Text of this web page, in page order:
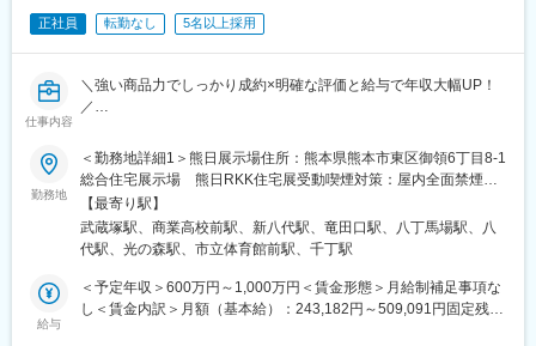
■働き方：
も訪問・商談の2~3H程度となるため、土日出社含め月の残業平均
は35時間程となります。また時間外手当は1分単位で支給されま
変更の範囲：会社の定める業務
り、１～２名の正社員が所属しています。入社後の配属校舎は大
規模または中規模校舎となるため、分からないことがあれば先輩
やマネージャーからのすぐにアドバイスをもらえる環境です。
・入社後は約2週間の座学研修で大学入試に関する知識を学びま
す。校舎長候補として働きながら、東進本部でのマーケティン
グ、プレゼンテーション、マネジメントに関する多種多様な自社
います。入社後は約半年を目安に基礎業務を一人で行えるよう育
成を行います。
■特徴：
・本ポジションでは、マルチタスク能力とホスピタリティがもと
売上管理もどちらも重要です。
・塾講師とは異なり「生徒たちの将来を支える教育者としてのや
正社員 転勤なし 5名以上採用
仕事内容
＼強い商品力でしっかり成約×明確な評価と給与で年収大幅UP！
／
＆中途入社多数で風通し◎～転勤なし！飛び込みテレアポ無し！
来年度から年休120日予定！】
＼飛び込みテレアポ無し！／
◎『固定給＋インセンティブ＋報奨金』で入社後2年で年収1000
万円超も可能！明確な評価制度で役職と年収を早期に上げて行け
る！
（年収例）
勤務地
＜勤務地詳細1＞熊日展示場住所：熊本県熊本市東区御領6丁目8-1
総合住宅展示場 熊日RKK住宅展受動喫煙対策：屋内全面禁煙＜
勤務地詳細2＞KABはません展示場住所：熊本県熊本市南区田井島
1丁目13-10 KAB総合住宅展示場 住まいるパーク ゆめタウンはま
せん会場受動喫煙対策：屋内全面禁煙＜勤務地詳細3＞熊本八代展
策：屋内全面禁煙変更の範囲：会社の定める事業所
【最寄り駅】
武蔵塚駅、商業高校前駅、新八代駅、竜田口駅、八丁馬場駅、八
代駅、光の森駅、市立体育館前駅、千丁駅
給与
＜予定年収＞600万円～1,000万円＜賃金形態＞月給制補足事項な
し＜賃金内訳＞月額（基本給）：243,182円～509,091円固定残業